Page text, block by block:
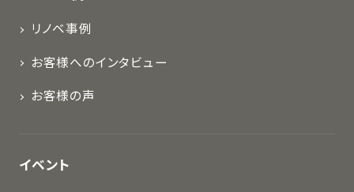
リノベ事例
お客様へのインタビュー
お客様の声
イベント